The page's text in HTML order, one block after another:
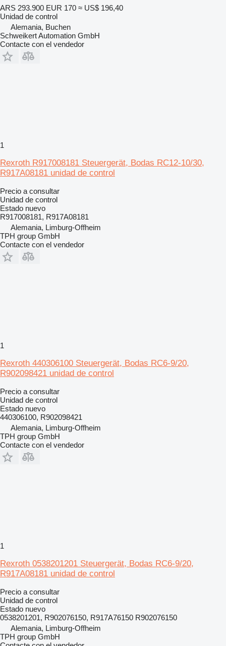
ARS 293.900 EUR 170 ≈ US$ 196,40
Unidad de control
Alemania, Buchen
Schweikert Automation GmbH
Contacte con el vendedor
1
Rexroth R917008181 Steuergerät, Bodas RC12-10/30,
R917A08181 unidad de control
Precio a consultar
Unidad de control
Estado nuevo
R917008181, R917A08181
Alemania, Limburg-Offheim
TPH group GmbH
Contacte con el vendedor
1
Rexroth 440306100 Steuergerät, Bodas RC6-9/20,
R902098421 unidad de control
Precio a consultar
Unidad de control
Estado nuevo
440306100, R902098421
Alemania, Limburg-Offheim
TPH group GmbH
Contacte con el vendedor
1
Rexroth 0538201201 Steuergerät, Bodas RC6-9/20,
R917A08181 unidad de control
Precio a consultar
Unidad de control
Estado nuevo
0538201201, R902076150, R917A76150 R902076150
Alemania, Limburg-Offheim
TPH group GmbH